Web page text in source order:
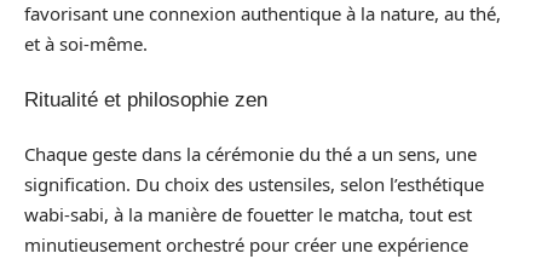
favorisant une connexion authentique à la nature, au thé,
et à soi-même.
Ritualité et philosophie zen
Chaque geste dans la cérémonie du thé a un sens, une
signification. Du choix des ustensiles, selon l’esthétique
wabi-sabi, à la manière de fouetter le matcha, tout est
minutieusement orchestré pour créer une expérience